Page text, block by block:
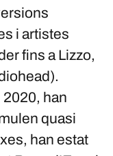
i artistes
fins a Lizzo,
han
quasi
han estat